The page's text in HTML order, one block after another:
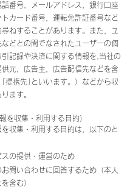
話番号，メールアドレス，銀行口座
カード番号，運転免許証番号など
ねすることがあります。また，ユ
どとの間でなされたユーザーの個
引記録や決済に関する情報を,当社の
元，広告主，広告配信先などを含
提携先｣といいます。）などから収
ます。
を収集・利用する目的）
収集・利用する目的は，以下のと
スの提供・運営のため
問い合わせに回答するため（本人
含む）